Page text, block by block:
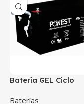
Batería GEL Ciclo
POWEST
Baterías